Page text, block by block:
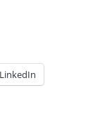
LinkedIn